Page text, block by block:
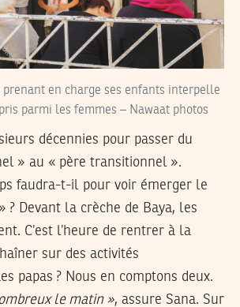
prenant en charge ses enfants interpelle
parmi les femmes – Nawaat photos
décennies pour passer du
» au « père transitionnel ».
faudra-t-il pour voir émerger le
? Devant la crèche de Baya, les
C’est l’heure de rentrer à la
sur des activités
papas ? Nous en comptons deux.
le matin », assure Sana. Sur